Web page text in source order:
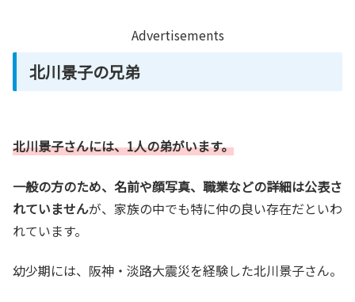
Advertisements
北川景子の兄弟
北川景子さんには、1人の弟がいます。
一般の方のため、名前や顔写真、職業などの詳細は公表さ
れていませんが、家族の中でも特に仲の良い存在だといわ
れています。
幼少期には、阪神・淡路大震災を経験した北川景子さん。